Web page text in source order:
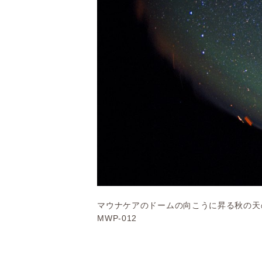
マウナケアのドームの向こうに昇る秋の
MWP-012